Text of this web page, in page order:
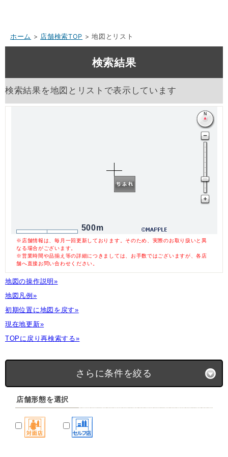
ホーム > 店舗検索TOP > 地図とリスト
検索結果
検索結果を地図とリストで表示しています
500m
※店舗情報は、毎月一回更新しております。そのため、実際のお取り扱いと異
なる場合がございます。
※営業時間や品揃え等の詳細につきましては、お手数ではございますが、各店
舗へ直接お問い合わせください。
地図の操作説明»
地図凡例»
初期位置に地図を戻す»
現在地更新»
TOPに戻り再検索する»
さらに条件を絞る
店舗形態を選択